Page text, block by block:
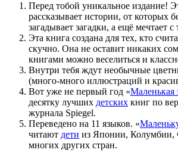
Перед тобой уникальное издание!
рассказывает истории, от которых
загадывает загадки, а ещё мечтает
Эта книга создана для тех, кто
скучно. Она не оставит никаких
книгами можно веселиться и
Внутри тебя ждут необычные
(много-много иллюстраций и
Вот уже не первый год «Маленькая
десятку лучших детских книг по
журнала Spiegel.
Переведено на 11 языков. «
читают дети из Японии,
многих других стран.